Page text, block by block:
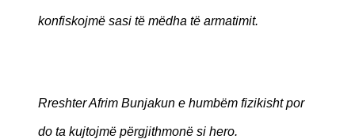
konfiskojmë sasi të mëdha të armatimit.
Rreshter Afrim Bunjakun e humbëm fizikisht por
do ta kujtojmë përgjithmonë si hero.